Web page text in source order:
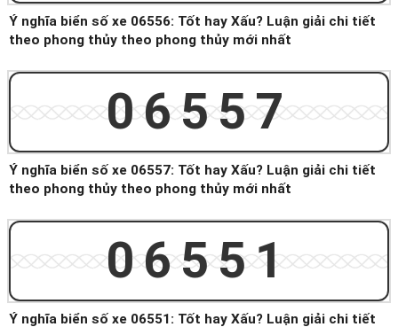
Ý nghĩa biển số xe 06556: Tốt hay Xấu? Luận giải chi tiết
theo phong thủy theo phong thủy mới nhất
06557
Ý nghĩa biển số xe 06557: Tốt hay Xấu? Luận giải chi tiết
theo phong thủy theo phong thủy mới nhất
06551
Ý nghĩa biển số xe 06551: Tốt hay Xấu? Luận giải chi tiết